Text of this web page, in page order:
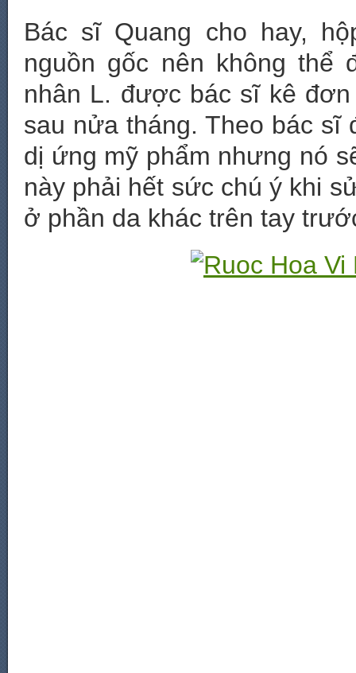
Bác sĩ Quang cho hay,
nguồn gốc nên không thể
nhân L. được bác sĩ kê
sau nửa tháng. Theo bác sĩ
dị ứng mỹ phẩm nhưng nó
này phải hết sức chú ý khi
ở phần da khác trên tay